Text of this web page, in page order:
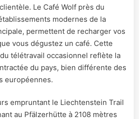
Le Café Wolf près du
modernes de la
permettent de recharger vos
vous dégustez un café. Cette
télétravail occasionnel reflète la
du pays, bien différente des
européennes.
empruntant le Liechtenstein Trail
au Pfälzerhütte à 2108 mètres